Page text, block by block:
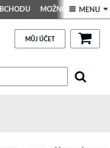
MOŽNOSTI PLATBY
Kontakt GALERIE
 MENU 
MŮJ ÚČET